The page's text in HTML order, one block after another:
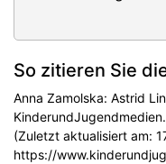
So zitieren Sie
Anna Zamolska: Astrid
(Zuletzt aktualisiert am:
https://